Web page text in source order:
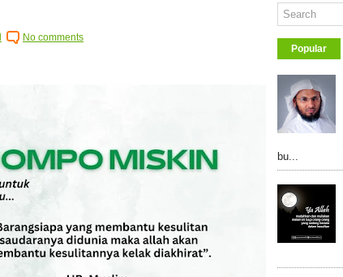
No comments
Popular
bu...